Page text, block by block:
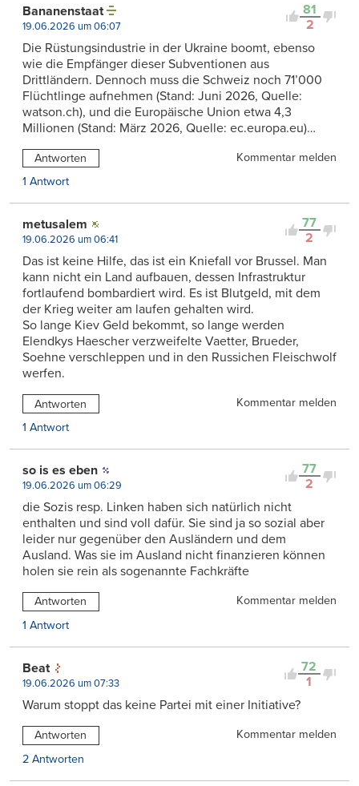
81
2
Bananenstaat
19.06.2026 um 06:07
Die Rüstungsindustrie in der Ukraine boomt, ebenso
wie die Empfänger dieser Subventionen aus
Drittländern. Dennoch muss die Schweiz noch 71’000
Flüchtlinge aufnehmen (Stand: Juni 2026, Quelle:
watson.ch), und die Europäische Union etwa 4,3
Millionen (Stand: März 2026, Quelle: ec.europa.eu)…
Antworten
Kommentar melden
1 Antwort
77
2
metusalem
19.06.2026 um 06:41
Das ist keine Hilfe, das ist ein Kniefall vor Brussel. Man
kann nicht ein Land aufbauen, dessen Infrastruktur
fortlaufend bombardiert wird. Es ist Blutgeld, mit dem
der Krieg weiter am laufen gehalten wird.
So lange Kiev Geld bekommt, so lange werden
Elendkys Haescher verzweifelte Vaetter, Brueder,
Soehne verschleppen und in den Russichen Fleischwolf
werfen.
Antworten
Kommentar melden
1 Antwort
77
2
so is es eben
19.06.2026 um 06:29
die Sozis resp. Linken haben sich natürlich nicht
enthalten und sind voll dafür. Sie sind ja so sozial aber
leider nur gegenüber den Ausländern und dem
Ausland. Was sie im Ausland nicht finanzieren können
holen sie rein als sogenannte Fachkräfte
Antworten
Kommentar melden
1 Antwort
72
1
Beat
19.06.2026 um 07:33
Warum stoppt das keine Partei mit einer Initiative?
Antworten
Kommentar melden
2 Antworten